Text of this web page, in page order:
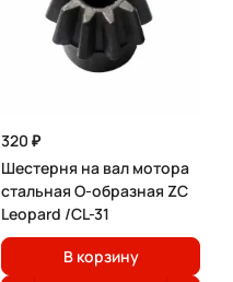
320 ₽
Шестерня на вал мотора
стальная O-образная ZC
Leopard /CL-31
В корзину